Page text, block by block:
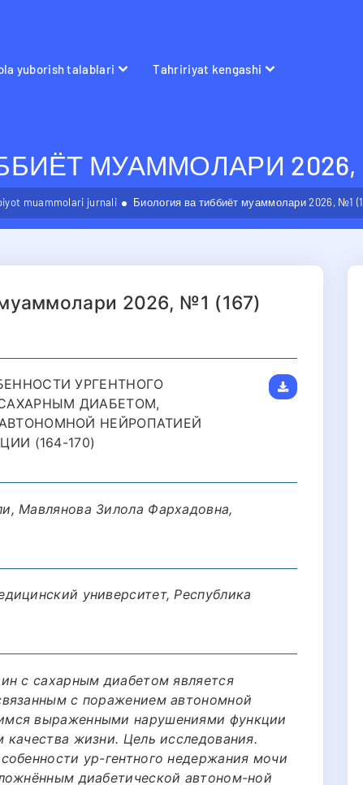
yuborish talablari Tahririyat kengashi
МУАММОЛАРИ 2026,
muammolari jurnali Биология ва тиббиёт муаммолари 2026, №1
2026, №1 (167)
УРГЕНТНОГО
ДИАБЕТОМ,
НЕЙРОПАТИЕЙ
(164-170)
Мавлянова Зилола Фархадовна,
университет, Республика
с сахарным диабетом является
с поражением автономной
выраженными нарушениями функции
жизни. Цель исследования.
ур-гентного недержания мочи
диабетической автоном-ной